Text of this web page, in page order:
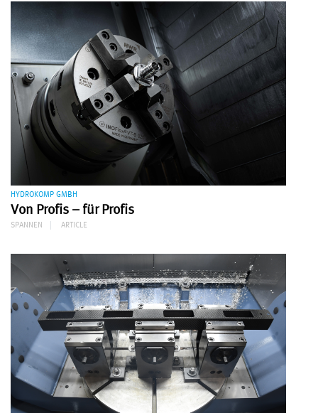
HYDROKOMP GMBH
Von Profis – für Profis
SPANNEN ARTICLE